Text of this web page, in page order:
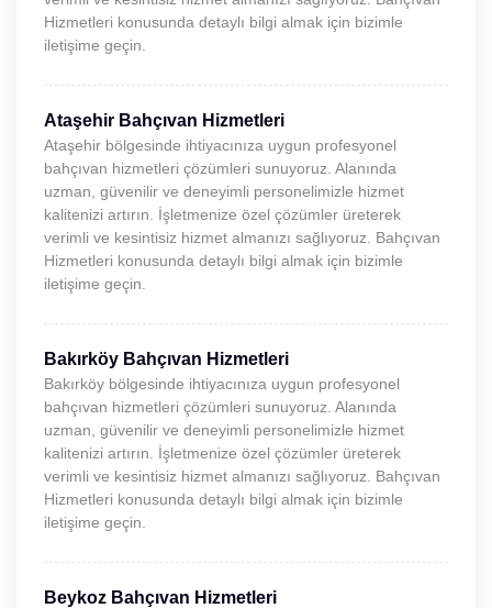
Hizmetleri konusunda detaylı bilgi almak için bizimle
iletişime geçin.
Ataşehir Bahçıvan Hizmetleri
Ataşehir bölgesinde ihtiyacınıza uygun profesyonel
bahçıvan hizmetleri çözümleri sunuyoruz. Alanında
uzman, güvenilir ve deneyimli personelimizle hizmet
kalitenizi artırın. İşletmenize özel çözümler üreterek
verimli ve kesintisiz hizmet almanızı sağlıyoruz. Bahçıvan
Hizmetleri konusunda detaylı bilgi almak için bizimle
iletişime geçin.
Bakırköy Bahçıvan Hizmetleri
Bakırköy bölgesinde ihtiyacınıza uygun profesyonel
bahçıvan hizmetleri çözümleri sunuyoruz. Alanında
uzman, güvenilir ve deneyimli personelimizle hizmet
kalitenizi artırın. İşletmenize özel çözümler üreterek
verimli ve kesintisiz hizmet almanızı sağlıyoruz. Bahçıvan
Hizmetleri konusunda detaylı bilgi almak için bizimle
iletişime geçin.
Beykoz Bahçıvan Hizmetleri